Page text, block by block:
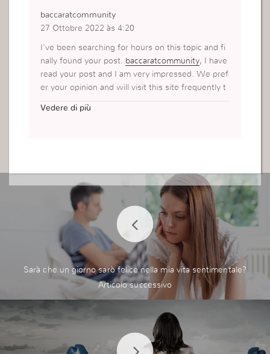
baccaratcommunity
27 Ottobre 2022 às 4:20
I’ve been searching for hours on this topic and fi
nally found your post. baccaratcommunity, I have
read your post and I am very impressed. We pref
er your opinion and will visit this site frequently t
isit my site?
Vedere di più
Sarà che un giorno sarò felice nella mia vita sentimentale?